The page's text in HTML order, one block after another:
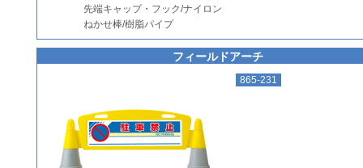
先端キャップ・フック/ナイロン
ねかせ棒/樹脂パイプ
フィールドアーチ
865-231